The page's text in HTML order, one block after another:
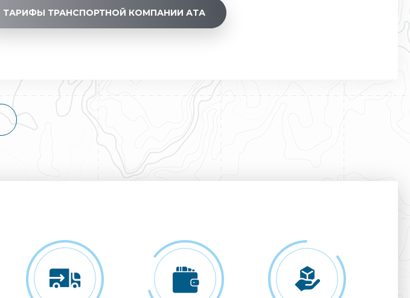
ТАРИФЫ ТРАНСПОРТНОЙ КОМПАНИИ АТА